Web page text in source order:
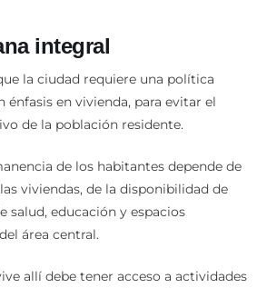
integral
la ciudad requiere una política
énfasis en vivienda, para evitar el
de la población residente.
de los habitantes depende de
viviendas, de la disponibilidad de
salud, educación y espacios
área central.
allí debe tener acceso a actividades